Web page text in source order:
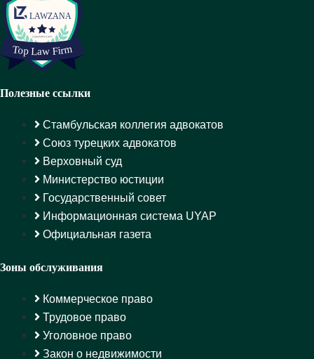
Полезные ссылки
Стамбульская коллегия адвокатов
Союз турецких адвокатов
Верховный суд
Министерство юстиции
Государственный совет
Информационная система UYAP
Официальная газета
Зоны обслуживания
Коммерческое право
Трудовое право
Уголовное право
Закон о недвижимости